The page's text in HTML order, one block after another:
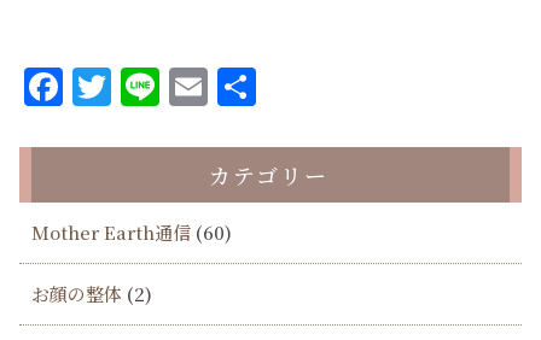
Facebook
Twitter
LineEmail
カテゴリー
Mother Earth通信 (60)
お顔の整体 (2)